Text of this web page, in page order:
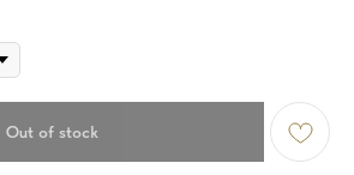
Out of stock